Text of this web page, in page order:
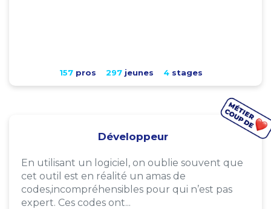
157pros 297jeunes 4stages
Développeur
En utilisant un logiciel, on oublie souvent que
cet outil est en réalité un amas de
codes,incompréhensibles pour qui n’est pas
expert. Ces codes ont...